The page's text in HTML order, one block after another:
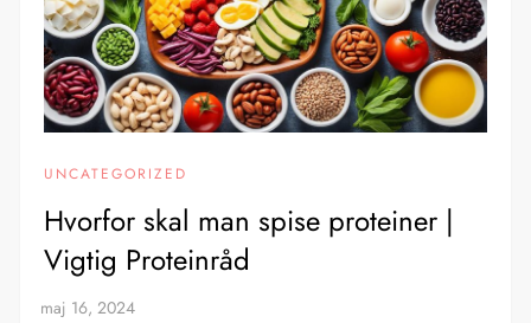
UNCATEGORIZED
Hvorfor skal man spise proteiner |
Vigtig Proteinråd